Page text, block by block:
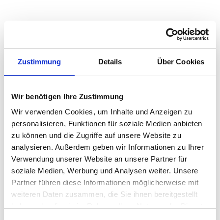
Zustimmung Details Über Cookies
Wir benötigen Ihre Zustimmung
Wir verwenden Cookies, um Inhalte und Anzeigen zu
personalisieren, Funktionen für soziale Medien anbieten
zu können und die Zugriffe auf unsere Website zu
analysieren. Außerdem geben wir Informationen zu Ihrer
Verwendung unserer Website an unsere Partner für
soziale Medien, Werbung und Analysen weiter. Unsere
Partner führen diese Informationen möglicherweise mit
weiteren Daten zusammen, die Sie ihnen bereitgestellt
Wohnungen nach Wohnungstyp
Wohnungspreise /m
Sonstige 3.487 €
Erdgeschosswohnung 3.457 € 3.463 € 3.469 €
+5,46
Souterrain 2.886 € 3.082 €
Hochparterre 3.296 € 3.383 € 3.411 €
+0,84
Etagenwohnung 3.321 € 3.350 € 3.350 € -0,31 €